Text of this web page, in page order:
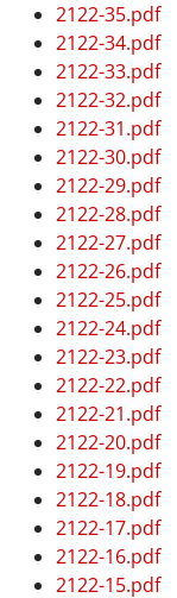
2122-35.pdf
2122-34.pdf
2122-33.pdf
2122-32.pdf
2122-31.pdf
2122-30.pdf
2122-29.pdf
2122-28.pdf
2122-27.pdf
2122-26.pdf
2122-25.pdf
2122-24.pdf
2122-23.pdf
2122-22.pdf
2122-21.pdf
2122-20.pdf
2122-19.pdf
2122-18.pdf
2122-17.pdf
2122-16.pdf
2122-15.pdf